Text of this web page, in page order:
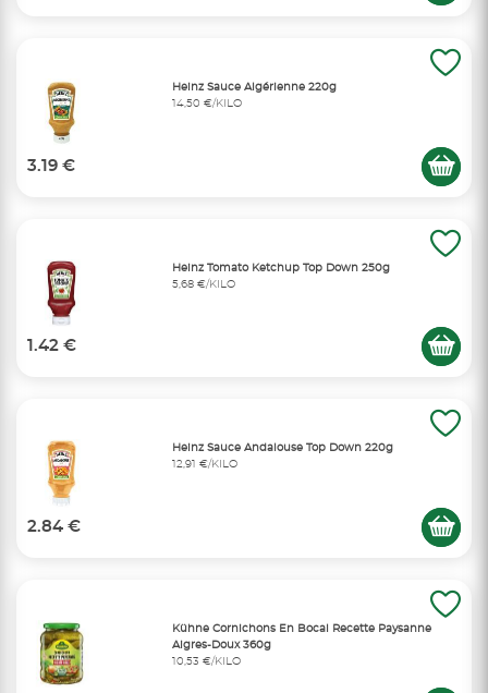
Heinz Sauce Algérienne 220g
14,50 €/KILO
3.19 €
Heinz Tomato Ketchup Top Down 250g
5,68 €/KILO
1.42 €
Heinz Sauce Andalouse Top Down 220g
12,91 €/KILO
2.84 €
Kühne Cornichons En Bocal Recette Paysanne
Aigres-Doux 360g
10,53 €/KILO